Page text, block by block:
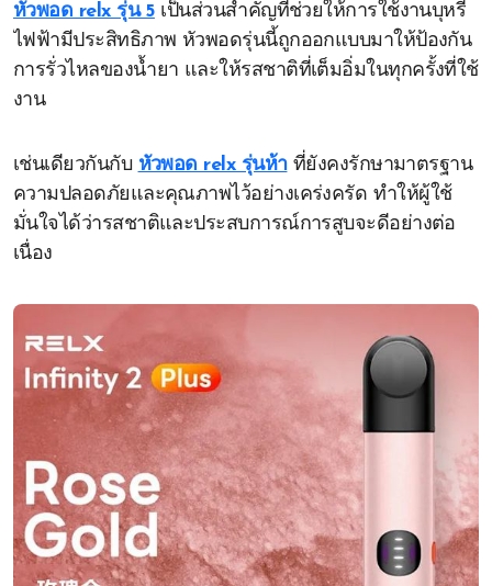
หัวพอด relx รุ่น 5เป็นส่วนสำคัญที่ช่วยให้การใช้งานบุหรี่
ไฟฟ้ามีประสิทธิภาพ หัวพอดรุ่นนี้ถูกออกแบบมาให้ป้องกัน
การรั่วไหลของน้ำยา และให้รสชาติที่เต็มอิ่มในทุกครั้งที่ใช้
งาน
เช่นเดียวกันกับ หัวพอด relx รุ่นห้าที่ยังคงรักษามาตรฐาน
ความปลอดภัยและคุณภาพไว้อย่างเคร่งครัด ทำให้ผู้ใช้
มั่นใจได้ว่ารสชาติและประสบการณ์การสูบจะดีอย่างต่อ
เนื่อง